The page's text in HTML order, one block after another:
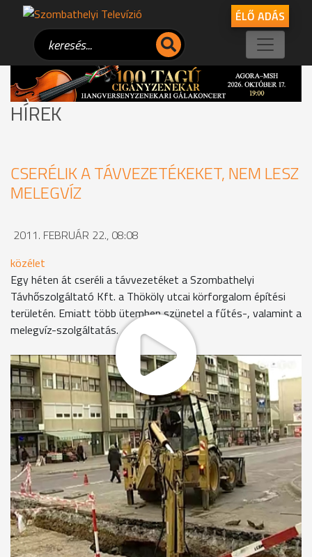
ÉLŐ ADÁS
HÍREK
CSERÉLIK A TÁVVEZETÉKEKET, NEM LESZ
MELEGVÍZ
2011. FEBRUÁR 22., 08:08
közélet
Egy héten át cseréli a távvezetéket a Szombathelyi
Távhőszolgáltató Kft. a Thököly utcai körforgalom építési
területén. Emiatt több ütemben szünetel a fűtés-, valamint a
melegvíz-szolgáltatás.
A Távhő arról tájékoztatta híradónkat, hogy a munkálatok
ideje alatt is meleg lesz a lakásokban, mert egy másik
kazánházra kötötték át az érintetteket.
A régi távhővezetékről bontják le a betonborítást a Thököly
utcában. Ma a földmunkát végezték el itt. Amíg világos volt,
dolgoztak. Rövid a határidő, egy hét alatt kell kicserélni a
vezetéket ezen a 24 méteres szakaszon. Fél pályás útlezárás
mellett dolgoznak, emiatt már ma torlódtak az autósok.
A munkálatok miatt nem csak a közlekedésben várható
fennakadás. A távhőszolgáltató ilyen plakátokon
tájékoztatta a környéken lakókat, hogy február 21-től 27-éig